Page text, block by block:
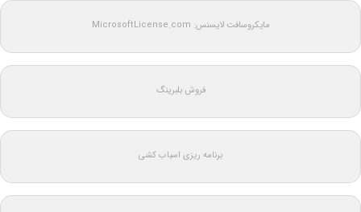
مایکروسافت لایسنس: MicrosoftLicense.com
فروش بلبرینگ
برنامه ریزی اسباب کشی